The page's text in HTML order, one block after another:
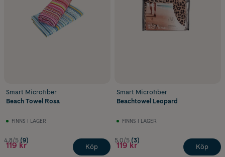
Smart Microfiber
Beach Towel Rosa
FINNS I LAGER
4.8/5 (9)
119 kr Köp
Smart Microfiber
Beachtowel Leopard
FINNS I LAGER
5.0/5 (3)
119 kr Köp